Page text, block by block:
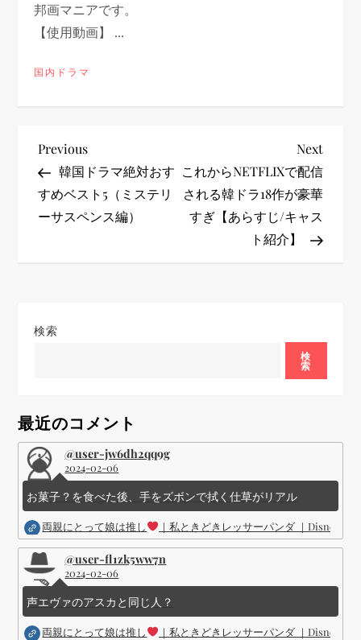
邦画マニアです。
【使用動画】 ...
国内ドラマ
投
稿
ナ
ー
ョ
ン
Previous
Post
Previous
韓国ドラマ絶対おす
すめベスト5（ミステリ
ーサスペンス編）
Next
Post
Next
これからNETFLIXで配信
される韓ドラ18作が豪華
すぎ【あらすじ/キャス
ト紹介】
検索
検
索
最近のコメント
@user-jw6dh2qq9g
2024-02-06
お菓子？を食べた後、手をズボンで拭く仕草がリアル
両親にとって娘は推し ｜私ときどきレッサーパンダ ｜Disney (
@user-fl1zk5ww7n
2024-02-06
声エヴァのアスカと同じ人？
両親にとって娘は推し ｜私ときどきレッサーパンダ ｜Disney (